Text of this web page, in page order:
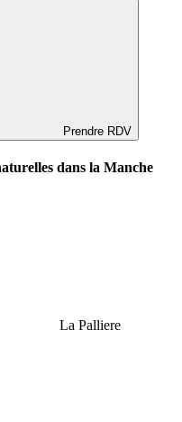
Prendre RDV
dans la Manche
La Palliere